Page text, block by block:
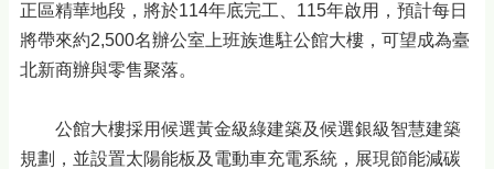
正區精華地段，將於114年底完工、115年啟用，預計每日
將帶來約2,500名辦公室上班族進駐公館大樓，可望成為臺
北新商辦與零售聚落。
公館大樓採用候選黃金級綠建築及候選銀級智慧建築
規劃，並設置太陽能板及電動車充電系統，展現節能減碳